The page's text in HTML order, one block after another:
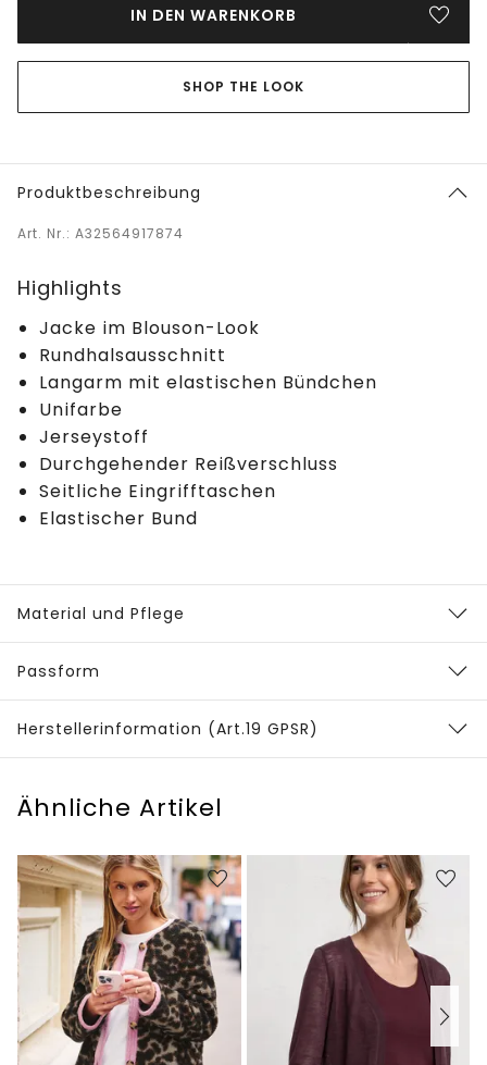
IN DEN WARENKORB
SHOP THE LOOK
Produktbeschreibung
Art. Nr.: A32564917874
Highlights
Jacke im Blouson-Look
Rundhalsausschnitt
Langarm mit elastischen Bündchen
Unifarbe
Jerseystoff
Durchgehender Reißverschluss
Seitliche Eingrifftaschen
Elastischer Bund
Material und Pflege
Passform
Herstellerinformation (Art.19 GPSR)
Ähnliche Artikel